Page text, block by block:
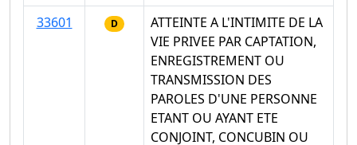
33601
D
ATTEINTE A L'INTIMITE DE LA
VIE PRIVEE PAR CAPTATION,
ENREGISTREMENT OU
TRANSMISSION DES
PAROLES D'UNE PERSONNE
ETANT OU AYANT ETE
CONJOINT, CONCUBIN OU